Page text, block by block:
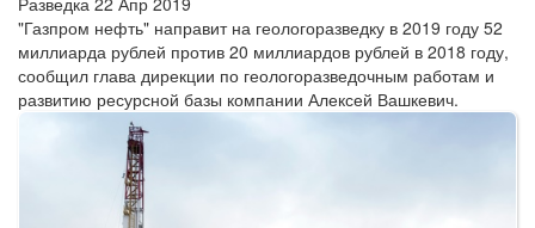
"Газпром нефть" направит на геологоразведку в 2019 году 52
миллиарда рублей против 20 миллиардов рублей в 2018 году,
сообщил глава дирекции по геологоразведочным работам и
развитию ресурсной базы компании Алексей Вашкевич.